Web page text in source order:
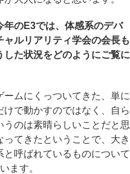
のE3では、体感系のデバ
ルリアリティ学会の会長も
た状況をどのようにご覧に
ムにくっついてきた、単に
で動かすのではなく、自ら
のは素晴らしいことだと思
てきたということで、大き
呼ばれているものについて
ます。